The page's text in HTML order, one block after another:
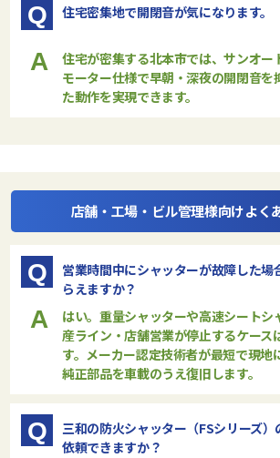
Q 住宅密集地で開閉音が気になります。
A 住宅が密集する北本市では、サンオー
モーター仕様で早朝・深夜の開閉音を
た動作を実現できます。
店舗・工場・ビル管理様向けよく
Q
営業時間中にシャッターが故障した場
らえますか？
A
はい。重量シャッターや高速シートシ
産ライン・店舗営業が停止するケース
す。メーカー認定技術者が最短で現地
純正部品を車載のうえ復旧します。
Q
三和の防火シャッター（FSシリーズ
依頼できますか？